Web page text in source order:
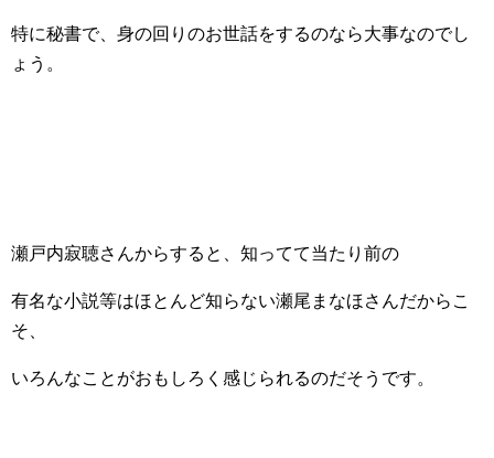
特に秘書で、身の回りのお世話をするのなら大事なのでし
ょう。
瀬戸内寂聴さんからすると、知ってて当たり前の
有名な小説等はほとんど知らない瀬尾まなほさんだからこ
そ、
いろんなことがおもしろく感じられるのだそうです。